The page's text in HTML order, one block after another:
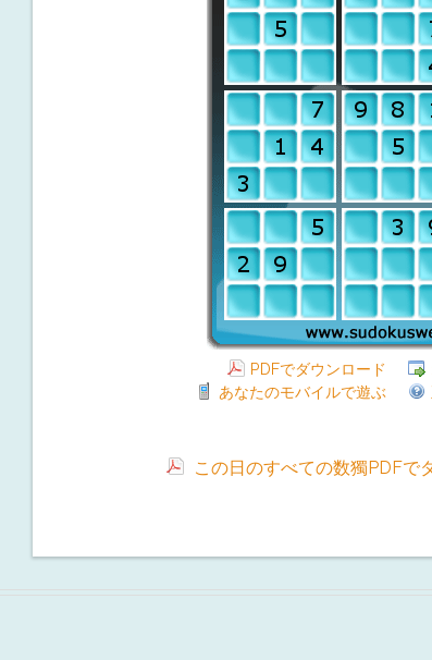
PDFでダウンロード
あなたのモバイルで遊ぶ
この日のすべての数獨PDFで